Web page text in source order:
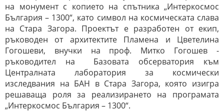
на монумент с копието на спътника „Интеркосмос
България – 1300“, като символ на космическата слава
на Стара Загора. Проектът е разработен от екип,
ръководен от архитектите Пламена и Цветелина
Гогошеви, внучки на проф. Митко Гогошев -
ръководител на Базовата обсерватория към
Централната лаборатория за космически
изследвания на БАН в Стара Загора, която изигра
решаваща роля за реализирането на програмата
„Интеркосмос България – 1300“.